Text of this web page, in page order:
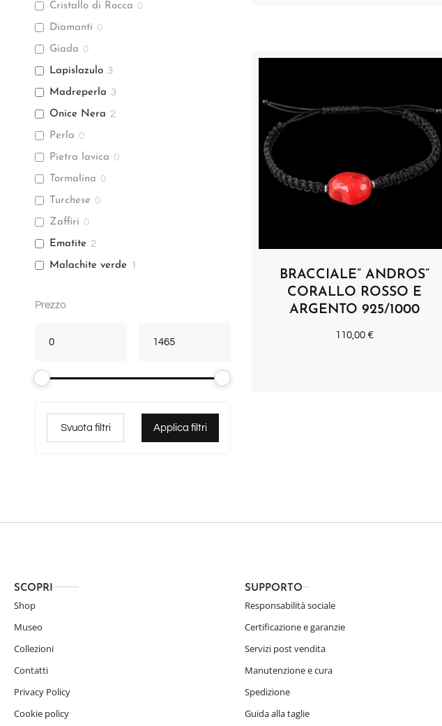
Cristallo di Rocca 0
Diamanti 0
Giada 0
Lapislazulo 3
Madreperla 3
Onice Nera 2
Perla 0
Pietra lavica 0
Tormalina 0
Turchese 0
Zaffiri 0
Ematite 2
Malachite verde 1
Cammeo
Agata verde
Zirconi 0
Madreperla Haliotiis 0
Acquamarina
Agata
Ametista
Quarzo ialino
Prezzo
Applica filtri
Svuota filtri
BRACCIALE” ANDROS”
CORALLO ROSSO E
ARGENTO 925/1000
110,00 €
SCOPRI
Shop
Museo
Collezioni
Contatti
Privacy Policy
Cookie policy
SUPPORTO
Responsabilità sociale
Certificazione e garanzie
Servizi post vendita
Manutenzione e cura
Spedizione
Guida alla taglie